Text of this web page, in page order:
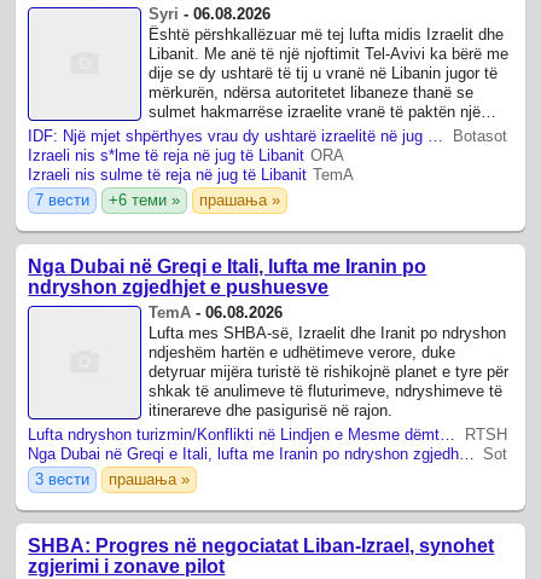
Syri -06.08.2026
Është përshkallëzuar më tej lufta midis Izraelit dhe
Libanit. Me anë të një njoftimit Tel-Avivi ka bërë me
dije se dy ushtarë të tij u vranë në Libanin jugor të
mërkurën, ndërsa autoritetet libaneze thanë se
sulmet hakmarrëse izraelite vranë të paktën një
person; ky ...
Botasot
Izraeli nis s*lme të reja në jug të Libanit ORA
Izraeli nis sulme të reja në jug të Libanit TemA
7 вести
+6 теми » прашања »
Nga Dubai në Greqi e Itali, lufta me Iranin po
ndryshon zgjedhjet e pushuesve
TemA -06.08.2026
Lufta mes SHBA-së, Izraelit dhe Iranit po ndryshon
ndjeshëm hartën e udhëtimeve verore, duke
detyruar mijëra turistë të rishikojnë planet e tyre për
shkak të anulimeve të fluturimeve, ndryshimeve të
itinerareve dhe pasigurisë në rajon.
Lufta ndryshon turizmin/Konflikti në Lindjen e Mesme dëmton fluturimet dhe rrit kërkesën për Europën
RTSH
Nga Dubai në Greqi e Itali, lufta me Iranin po ndryshon zgjedhjet e pushuesve Sot
3 вести
прашања »
SHBA: Progres në negociatat Liban-Izrael, synohet
zgjerimi i zonave pilot